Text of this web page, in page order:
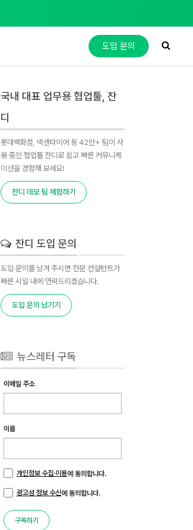
도입 문의
국내 대표 업무용 협업툴, 잔
디
롯데백화점, 넥센타이어 등 42만+ 팀이 사
용 중인 협업툴 잔디로 쉽고 빠른 커뮤니케
이션을 경험해 보세요!
잔디 데모 팀 체험하기
잔디 도입 문의
도입 문의를 남겨 주시면 전문 컨설턴트가
빠른 시일 내에 연락드리겠습니다.
도입 문의 남기기
뉴스레터 구독
이메일 주소
이름
개인정보 수집·이용에 동의합니다.
광고성 정보 수신에 동의합니다.
구독하기